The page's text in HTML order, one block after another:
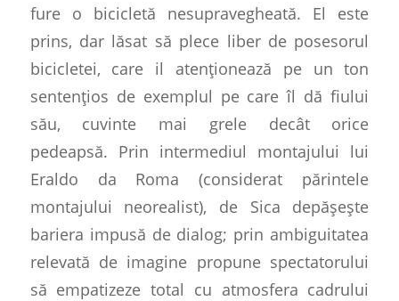
fure o bicicletă nesupravegheată. El este
prins, dar lăsat să plece liber de posesorul
bicicletei, care il atenționează pe un ton
sentențios de exemplul pe care îl dă fiului
său, cuvinte mai grele decât orice
pedeapsă. Prin intermediul montajului lui
Eraldo da Roma (considerat părintele
montajului neorealist), de Sica depășește
bariera impusă de dialog; prin ambiguitatea
relevată de imagine propune spectatorului
să empatizeze total cu atmosfera cadrului